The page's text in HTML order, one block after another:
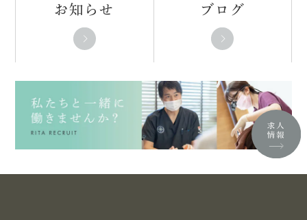
お知らせ ブログ